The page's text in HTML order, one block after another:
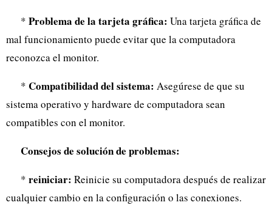
* Problema de la tarjeta gráfica: Una tarjeta gráfica de
mal funcionamiento puede evitar que la computadora
reconozca el monitor.
* Compatibilidad del sistema: Asegúrese de que su
sistema operativo y hardware de computadora sean
compatibles con el monitor.
Consejos de solución de problemas:
* reiniciar: Reinicie su computadora después de realizar
cualquier cambio en la configuración o las conexiones.